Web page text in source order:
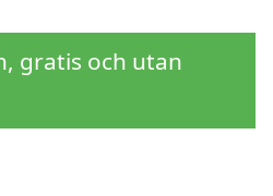
gratis och utan